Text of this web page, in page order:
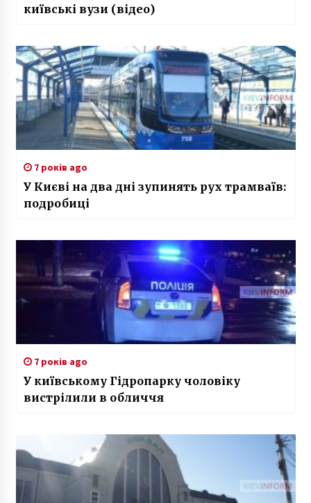
київські вузи (відео)
7 років ago
У Києві на два дні зупинять рух трамваїв:
подробиці
7 років ago
У київському Гідропарку чоловіку
вистрілили в обличчя